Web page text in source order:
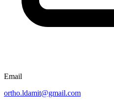
Email
ortho.ldamit@gmail.com